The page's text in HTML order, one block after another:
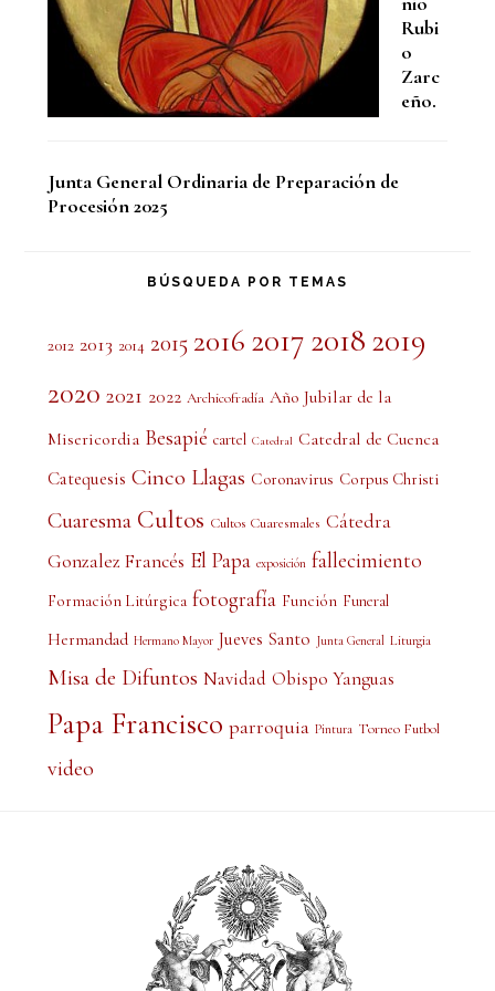
Rubi
o
Zarc
eño.
Junta General Ordinaria de Preparación de
Procesión 2025
BÚSQUEDA POR TEMAS
2012 2013 2014 2015 2016 2017 2018 2019
2020 2021 2022 Archicofradía Año Jubilar de la
Misericordia Besapié cartel Catedral Catedral de Cuenca
Catequesis Cinco Llagas Coronavirus Corpus Christi
Cuaresma Cultos Cultos Cuaresmales Cátedra
Gonzalez Francés El Papa exposición fallecimiento
Formación Litúrgica fotografía Función Funeral
Hermandad Hermano Mayor Jueves Santo Junta General Liturgia
Misa de Difuntos Navidad Obispo Yanguas
Papa Francisco parroquia Pintura Torneo Futbol
video